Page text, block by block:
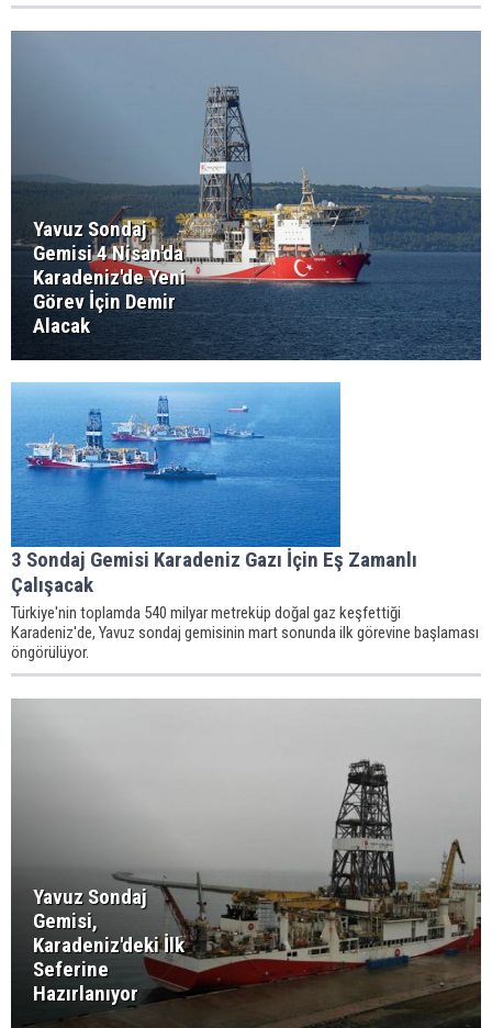
Yavuz Sondaj
Gemisi 4 Nisan'da
Karadeniz'de Yeni
Görev İçin Demir
Alacak
3 Sondaj Gemisi Karadeniz Gazı İçin Eş Zamanlı
Çalışacak
Türkiye'nin toplamda 540 milyar metreküp doğal gaz keşfettiği
Karadeniz'de, Yavuz sondaj gemisinin mart sonunda ilk görevine başlaması
öngörülüyor.
Yavuz Sondaj
Gemisi,
Karadeniz'deki İlk
Seferine
Hazırlanıyor